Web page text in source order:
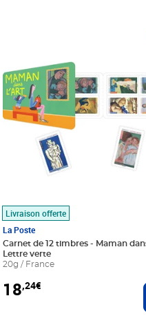
au panier
Livraison offerte
La Poste
Carnet de 12 timbres - Maman
Lettre verte
20g / France
18,24€